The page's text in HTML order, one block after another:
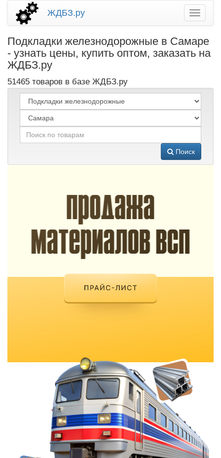
ЖДБЗ.ру
Подкладки железнодорожные в Самаре
- узнать цены, купить оптом, заказать на
ЖДБЗ.ру
51465 товаров в базе ЖДБЗ.ру
Поиск